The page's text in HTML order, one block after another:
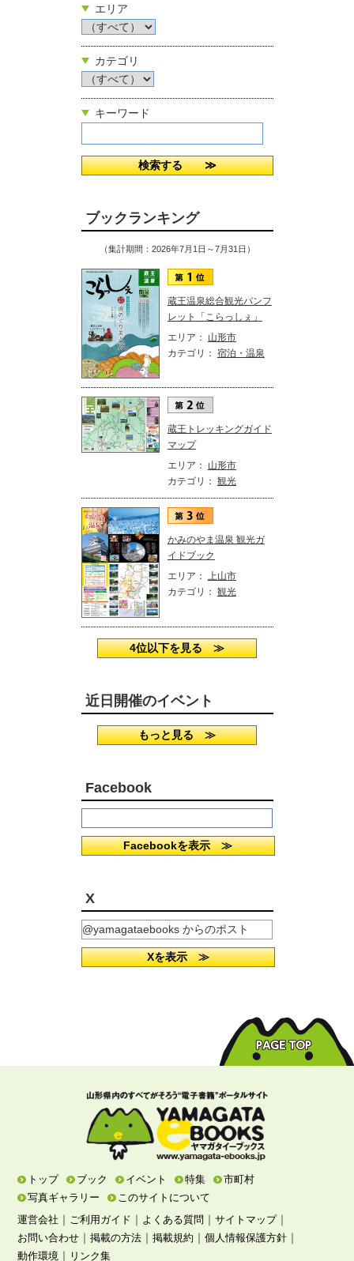
エリア
カテゴリ
キーワード
ブックランキング
（集計期間：2026年7月1日～7月31日）
蔵王温泉総合観光パンフ
レット「こらっしぇ」
エリア： 山形市
カテゴリ： 宿泊・温泉
蔵王トレッキングガイド
マップ
エリア： 山形市
カテゴリ： 観光
かみのやま温泉 観光ガ
イドブック
エリア： 上山市
カテゴリ： 観光
4位以下を見る ≫
近日開催のイベント
もっと見る ≫
Facebook
Facebookを表示 ≫
X
@yamagataebooks からのポスト
Xを表示 ≫
トップ ブック イベント 特集
市町村
写真ギャラリー
このサイトについて
運営会社 ｜ ご利用ガイド ｜ よくある質問 ｜サイトマップ｜
お問い合わせ ｜掲載の方法 ｜掲載規約 ｜個人情報保護方針 ｜
動作環境 ｜ リンク集